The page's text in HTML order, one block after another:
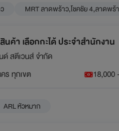
MRT ลาดพร้าว,โชคชัย 4,ลาดพร้
นค้า เลือกกะได้ ประจำสำนักงาน
ด์ สตีเวนส์ จำกัด
ร ทุกเขต 18,000
ARL หัวหมาก